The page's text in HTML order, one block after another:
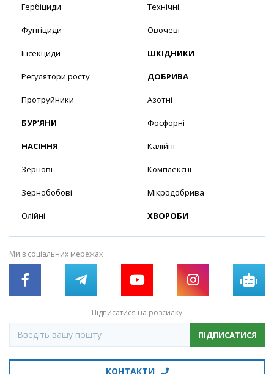
Гербіциди
Фунгіциди
Інсекциди
Регулятори росту
Протруйники
БУР’ЯНИ
НАСІННЯ
Зернові
Зернобобові
Олійні
Технічні
Овочеві
ШКІДНИКИ
ДОБРИВА
Азотні
Фосфорні
Калійні
Комплексні
Мікродобрива
ХВОРОБИ
Ми в соціальних мережах
Підписатися на розсилку
ПІДПИСАТИСЯ
КОНТАКТИ